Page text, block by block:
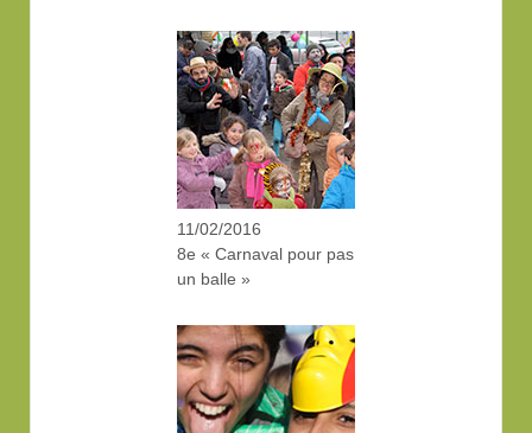
11/02/2016
8e « Carnaval pour pas
un balle »